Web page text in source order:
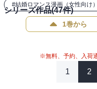
#結婚ロマンス漫画（女性向け）
シリーズ作品(47件)
1巻から
※無料、予約、入荷
1 2